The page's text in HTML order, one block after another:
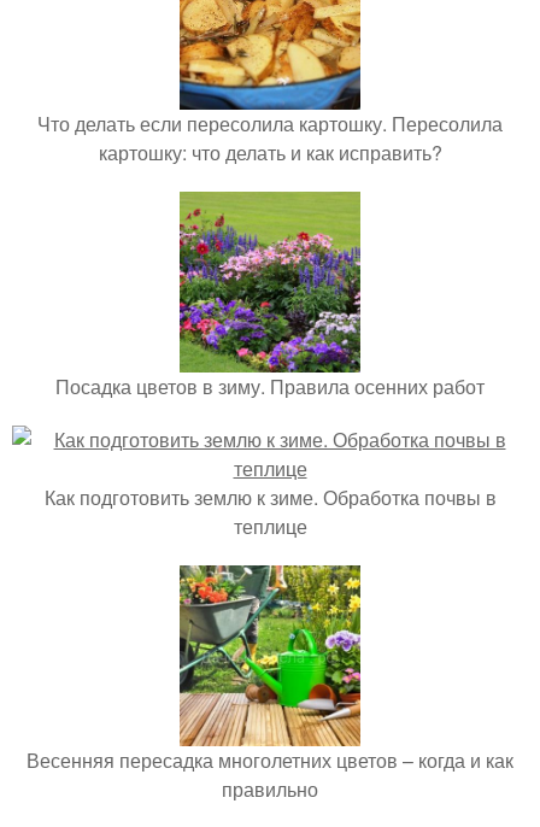
Что делать если пересолила картошку. Пересолила
картошку: что делать и как исправить?
Посадка цветов в зиму. Правила осенних работ
Как подготовить землю к зиме. Обработка почвы в
теплице
Весенняя пересадка многолетних цветов – когда и как
правильно